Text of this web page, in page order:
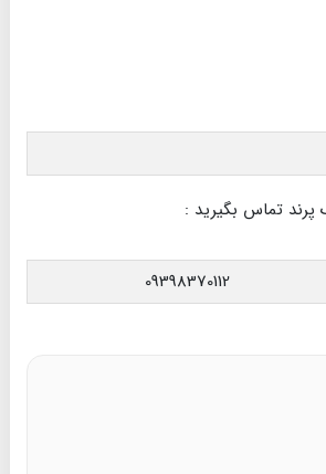
پرند تماس بگیرید :
09398370112